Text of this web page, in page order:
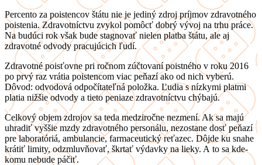
Percento za poistencov štátu nie je jediný zdroj príjmov zdravotného
poistenia. Zdravotníctvu zvykol pomôcť dobrý vývoj na trhu práce.
Na budúci rok však bude stagnovať nielen platba štátu, ale aj
zdravotné odvody pracujúcich ľudí.
Zdravotné poisťovne pri ročnom zúčtovaní poistného v roku 2016
po prvý raz vrátia poistencom viac peňazí ako od nich vyberú.
Dôvod: odvodová odpočítateľná položka. Ľudia s nízkymi platmi
platia nižšie odvody a tieto peniaze zdravotníctvu chýbajú.
Celkový objem zdrojov sa teda medziročne nezmení. Ak sa majú
uhradiť vyššie mzdy zdravotného personálu, nezostane dosť peňazí
pre laboratóriá, ambulancie, farmaceutický reťazec. Dôjde ku snahe
krátiť limity, odzmluvňovať, škrtať výdavky na lieky. A to sa kde-
komu nebude páčiť.